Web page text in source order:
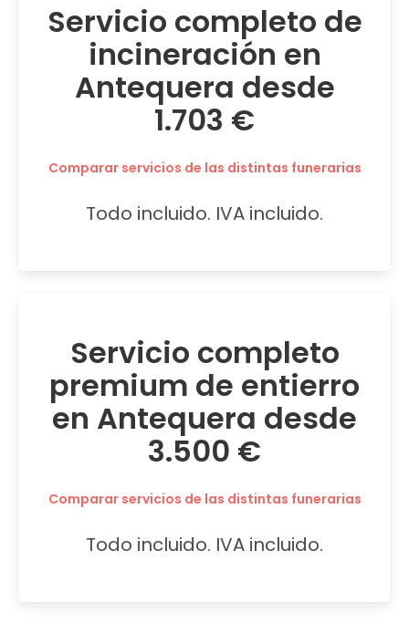
Servicio completo de
incineración en
Antequera desde
1.703 €
Comparar servicios de las distintas funerarias
Todo incluido. IVA incluido.
Servicio completo
premium de entierro
en Antequera desde
3.500 €
Comparar servicios de las distintas funerarias
Todo incluido. IVA incluido.